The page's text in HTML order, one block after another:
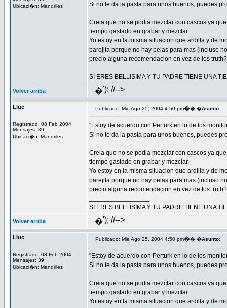
Ubicaci�n: Mandriles
Si no te da la pasta para unos buenos, puedes
Creia que no se podia mezclar con cascos ya
tiempo gastado en grabar y mezclar.
Yo estoy en la misma situacion que ardilla y de
parejita porque no hay pelas para mas (incluso
precio alguna recomendacion en vez de los truth?
SI ERES BELLISIMA Y TU PADRE TIENE UNA
Volver arriba �'); //-->
Lluc
Registrado: 08 Feb 2004
Mensajes: 39
Ubicaci�n: Mandriles
Publicado: Mie Ago 25, 2004 4:50 pm�� �Asunto:
"Estoy de acuerdo con Perturk en lo de los
Si no te da la pasta para unos buenos, puedes
Creia que no se podia mezclar con cascos ya
tiempo gastado en grabar y mezclar.
Yo estoy en la misma situacion que ardilla y de
parejita porque no hay pelas para mas (incluso
precio alguna recomendacion en vez de los truth?
SI ERES BELLISIMA Y TU PADRE TIENE UNA
Volver arriba �'); //-->
Lluc
Registrado: 08 Feb 2004
Mensajes: 39
Ubicaci�n: Mandriles
Publicado: Mie Ago 25, 2004 4:50 pm�� �Asunto:
"Estoy de acuerdo con Perturk en lo de los
Si no te da la pasta para unos buenos, puedes
Creia que no se podia mezclar con cascos ya
tiempo gastado en grabar y mezclar.
Yo estoy en la misma situacion que ardilla y de